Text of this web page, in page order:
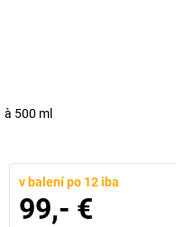
à 500 ml
v balení po 12 iba
99,- €